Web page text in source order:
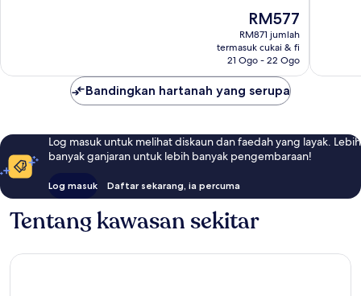
Harga
ialah
RM577
RM577
RM871 jumlah
termasuk cukai & fi
21 Ogo - 22 Ogo
Bandingkan hartanah yang serupa
Log masuk untuk melihat diskaun dan faedah yang layak. Lebih
banyak ganjaran untuk lebih banyak pengembaraan!
Log masuk Daftar sekarang, ia percuma
Tentang kawasan sekitar